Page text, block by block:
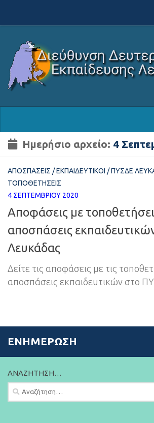
Ημερήσιο αρχείο: 4
ΑΠΟΣΠΆΣΕΙΣ /ΕΚΠΑΙΔΕΥΤΙΚΟΊ /ΠΥΣΔΕ
ΤΟΠΟΘΕΤΉΣΕΙΣ
4 ΣΕΠΤΕΜΒΡΊΟΥ 2020
Αποφάσεις με
αποσπάσεις
Λευκάδας
Δείτε τις αποφάσεις με τις
αποσπάσεις εκπαιδευτικών στο
ΕΝΗΜΈΡΩΣΗ
ΑΝΑΖΉΤΗΣΗ…
Αναζήτηση
για: